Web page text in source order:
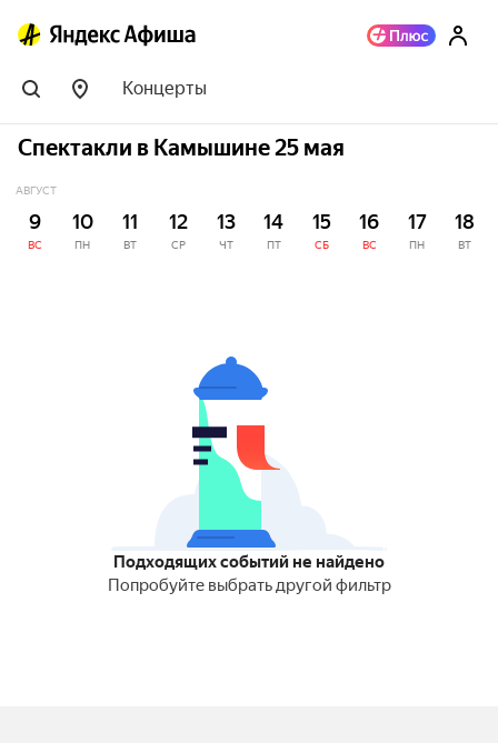
Концерты
Спектакли в Камышине 25 мая
АВГУСТ
9
ВС
10
ПН
11
ВТ
12
СР
13
ЧТ
14
ПТ
15
СБ
16
ВС
17
ПН
18
ВТ
Подходящих событий не найдено
Попробуйте выбрать другой фильтр